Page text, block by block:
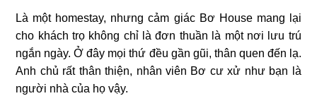
Là một homestay, nhưng cảm giác Bơ House mang lại
cho khách trọ không chỉ là đơn thuần là một nơi lưu trú
ngắn ngày. Ở đây mọi thứ đều gần gũi, thân quen đến lạ.
Anh chủ rất thân thiện, nhân viên Bơ cư xử như bạn là
người nhà của họ vậy.